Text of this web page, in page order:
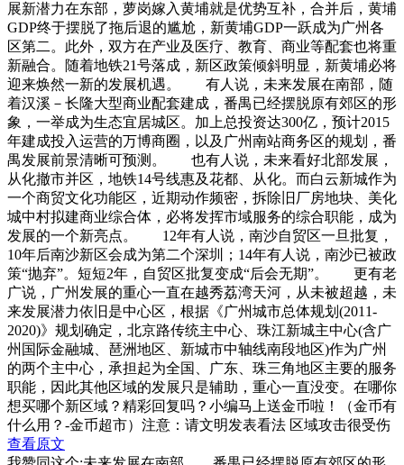
展新潜力在东部，萝岗嫁入黄埔就是优势互补，合并后，黄埔
GDP终于摆脱了拖后退的尴尬，新黄埔GDP一跃成为广州各
区第二。此外，双方在产业及医疗、教育、商业等配套也将重
新融合。随着地铁21号落成，新区政策倾斜明显，新黄埔必将
迎来焕然一新的发展机遇。 有人说，未来发展在南部，随
着汉溪－长隆大型商业配套建成，番禺已经摆脱原有郊区的形
象，一举成为生态宜居城区。加上总投资达300亿，预计2015
年建成投入运营的万博商圈，以及广州南站商务区的规划，番
禺发展前景清晰可预测。 也有人说，未来看好北部发展，
从化撤市并区，地铁14号线惠及花都、从化。而白云新城作为
一个商贸文化功能区，近期动作频密，拆除旧厂房地块、美化
城中村拟建商业综合体，必将发挥市域服务的综合职能，成为
发展的一个新亮点。 12年有人说，南沙自贸区一旦批复，
10年后南沙新区会成为第二个深圳；14年有人说，南沙已被政
策“抛弃”。短短2年，自贸区批复变成“后会无期”。 更有老
广说，广州发展的重心一直在越秀荔湾天河，从未被超越，未
来发展潜力依旧是中心区，根据《广州城市总体规划(2011-
2020)》规划确定，北京路传统主中心、珠江新城主中心(含广
州国际金融城、琶洲地区、新城市中轴线南段地区)作为广州
的两个主中心，承担起为全国、广东、珠三角地区主要的服务
职能，因此其他区域的发展只是辅助，重心一直没变。在哪你
想买哪个新区域？精彩回复吗？小编马上送金币啦！（金币有
什么用？-金币超市）注意：请文明发表看法 区域攻击很受伤
查看原文